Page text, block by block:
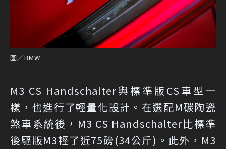
圖／BMW
M3 CS Handschalter與標準版CS車型一
樣，也進行了輕量化設計。在選配M碳陶瓷
煞車系統後，M3 CS Handschalter比標準
後驅版M3輕了近75磅(34公斤)。此外，M3